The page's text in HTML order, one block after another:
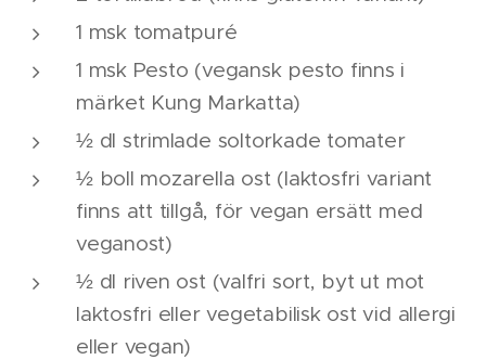
1 msk tomatpuré
1 msk Pesto (vegansk pesto finns i
märket Kung Markatta)
½ dl strimlade soltorkade tomater
½ boll mozarella ost (laktosfri variant
finns att tillgå, för vegan ersätt med
veganost)
½ dl riven ost (valfri sort, byt ut mot
laktosfri eller vegetabilisk ost vid allergi
eller vegan)